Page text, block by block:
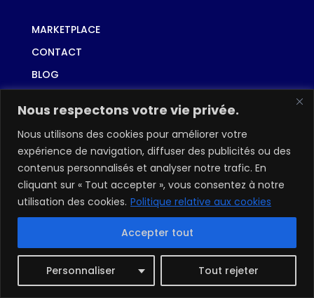
Nous respectons votre vie privée.
Nous utilisons des cookies pour améliorer votre
expérience de navigation, diffuser des publicités ou des
contenus personnalisés et analyser notre trafic. En
cliquant sur « Tout accepter », vous consentez à notre
utilisation des cookies. Politique relative aux cookies
Personnaliser Tout rejeter
Accepter tout
MARKETPLACE
CONTACT
BLOG
Newsletter